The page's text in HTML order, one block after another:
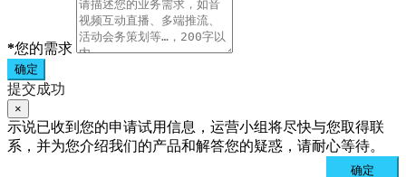
*您的需求
确定
提交成功
×
示说已收到您的申请试用信息，运营小组将尽快与您取得联
系，并为您介绍我们的产品和解答您的疑惑，请耐心等待。
确定